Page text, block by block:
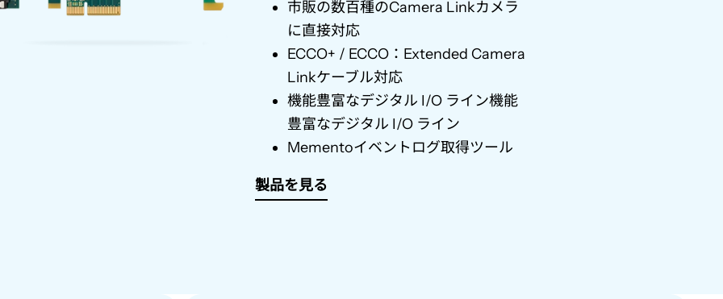
市販の数百種のCamera Linkカメラ
に直接対応
ECCO+ / ECCO ： Extended Camera
Linkケーブル対応
機能豊富なデジタル I/O ライン機能
豊富なデジタル I/O ライン
Mementoイベントログ取得ツール
製品を見る